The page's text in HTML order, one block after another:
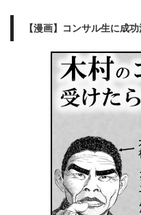
【漫画】コンサル生に成